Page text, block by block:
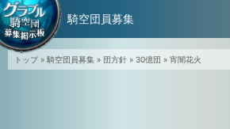
トップ» 騎空団員募集 » 団方針 » 30億団 » 宵闇花火
騎空団員募集